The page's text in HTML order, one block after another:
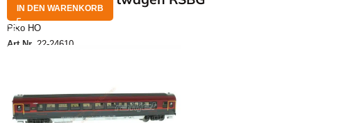
Piko HO
Art.Nr. 22-24610
IN DEN WARENKORB